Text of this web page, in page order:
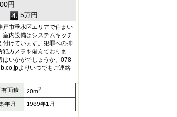
円
5万円
戸市垂水区エリアで住まい
室内設備はシステムキッチ
付けています。犯罪への抑
カメラを備えておりま
はいかがでしょうか。078-
よりいつでもご連絡
有面積 20m2
年月 1989年1月